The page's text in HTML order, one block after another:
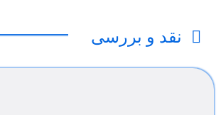
نقد و بررسی